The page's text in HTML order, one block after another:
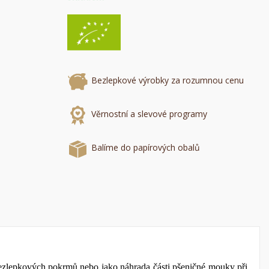
Bezlepkové výrobky za rozumnou cenu
Věrnostní a slevové programy
Balíme do papírových obalů
pokrmů nebo jako náhrada části pšeničné mouky při